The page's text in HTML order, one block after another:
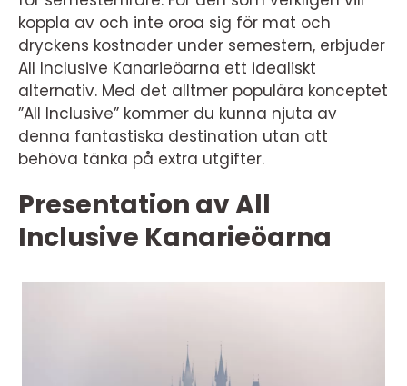
koppla av och inte oroa sig för mat och
dryckens kostnader under semestern, erbjuder
All Inclusive Kanarieöarna ett idealiskt
alternativ. Med det alltmer populära konceptet
”All Inclusive” kommer du kunna njuta av
denna fantastiska destination utan att
behöva tänka på extra utgifter.
Presentation av All
Inclusive Kanarieöarna